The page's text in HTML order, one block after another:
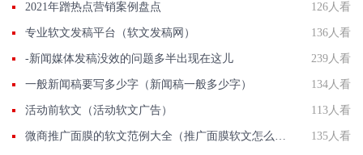
2021年蹭热点营销案例盘点 126人看
专业软文发稿平台（软文发稿网） 136人看
-新闻媒体发稿没效的问题多半出现在这儿 239人看
一般新闻稿要写多少字（新闻稿一般多少字） 134人看
活动前软文（活动软文广告） 113人看
微商推广面膜的软文范例大全（推广面膜软文怎么写） 135人看